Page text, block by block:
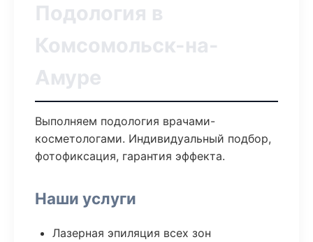
Подология в
Комсомольск-на-
Амуре
Выполняем подология врачами-
косметологами. Индивидуальный подбор,
фотофиксация, гарантия эффекта.
Наши услуги
Лазерная эпиляция всех зон